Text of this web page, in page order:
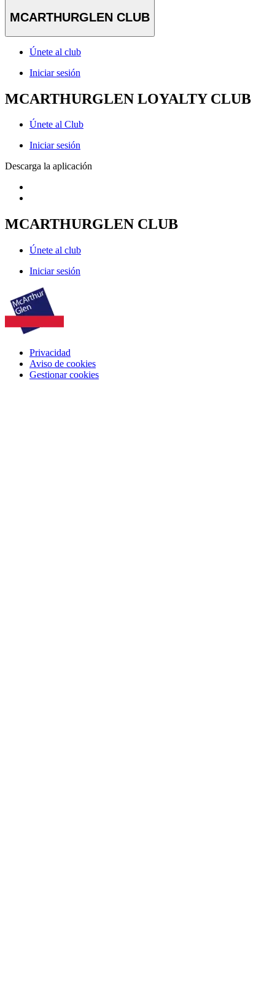
MCARTHURGLEN CLUB
Únete al club
Iniciar sesión
MCARTHURGLEN LOYALTY CLUB
Únete al Club
Iniciar sesión
Descarga la aplicación
MCARTHURGLEN CLUB
Únete al club
Iniciar sesión
Privacidad
Aviso de cookies
Gestionar cookies